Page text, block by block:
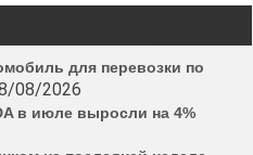
для перевозки по
08/2026
в июле выросли на 4%